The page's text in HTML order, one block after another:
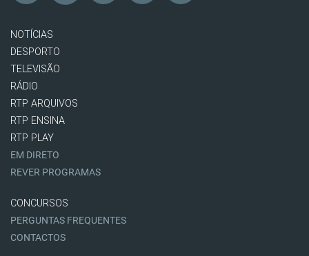
NOTÍCIAS
DESPORTO
TELEVISÃO
RÁDIO
RTP ARQUIVOS
RTP ENSINA
RTP PLAY
EM DIRETO
REVER PROGRAMAS
CONCURSOS
PERGUNTAS FREQUENTES
CONTACTOS